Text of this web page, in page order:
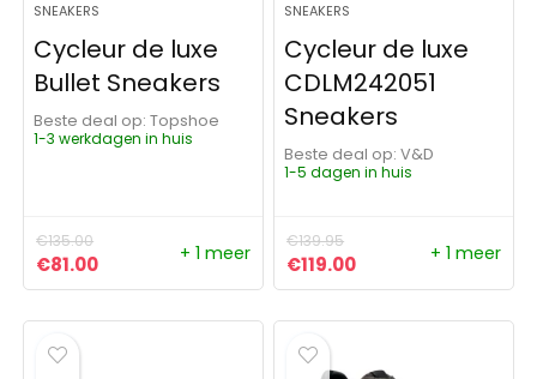
SNEAKERS
Cycleur de luxe
Bullet Sneakers
Beste deal op:
Topshoe
1-3 werkdagen in huis
€135.00
Oorspronkelijke prijs was: €135.00.
€81.00Huidige prijs is: €81.00.
+ 1 meer
SNEAKERS
Cycleur de luxe
CDLM242051
Sneakers
Beste deal op:
V&D
1-5 dagen in huis
€139.95
Oorspronkelijke prijs was:
€119.00Huidige prijs is:
+ 1 meer